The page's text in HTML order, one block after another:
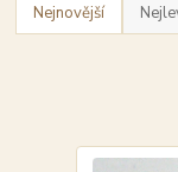
Nejnovější